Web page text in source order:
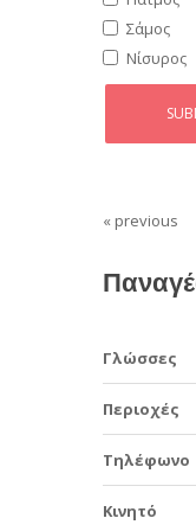
Σάμος
Νίσυρος
« previous
Γλώσσες
Περιοχές
Τηλέφωνο
Κινητό